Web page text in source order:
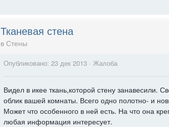
Тканевая стена
в Стены
Опубликовано: 23 дек 2013 · Жалоба
Видел в икее ткань,которой стену занавесили.
облик вашей комнаты. Всего одно полотно- и
Может что особенного в ней есть. На что она
любая информация интересует.